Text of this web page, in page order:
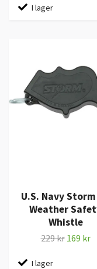
I lager
U.S. Navy
Weather
Whistle
229 kr 169 kr
I lager